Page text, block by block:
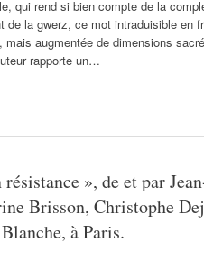
qui rend si bien compte de la
de la gwerz, ce mot intraduisible en
augmentée de dimensions
rapporte un…
», de et par
Brisson, Christophe
à Paris.